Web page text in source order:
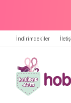
İndirimdekiler